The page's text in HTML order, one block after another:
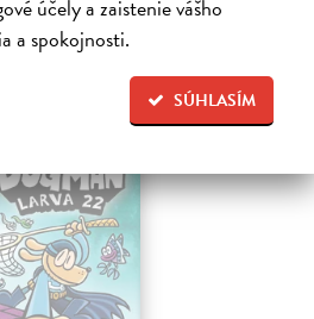
účely a zaistenie vášho
a spokojnosti.
SÚHLASÍM